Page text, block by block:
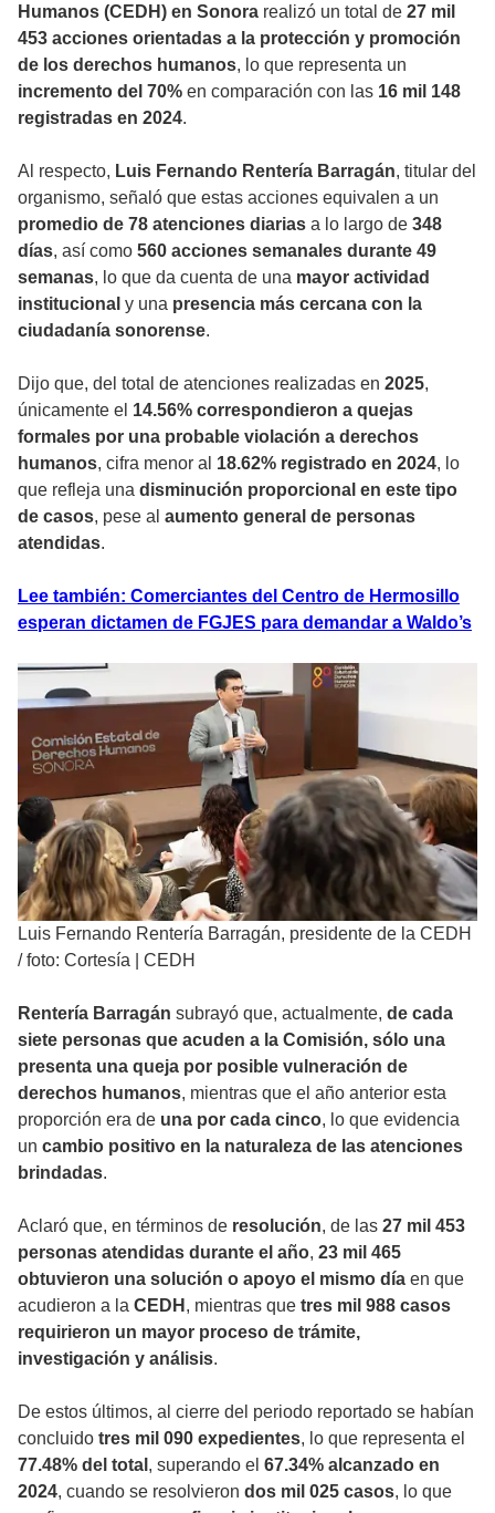
Humanos (CEDH) en Sonora realizó un total de 27 mil
453 acciones orientadas a la protección y promoción
de los derechos humanos, lo que representa un
incremento del 70% en comparación con las 16 mil 148
registradas en 2024.
Al respecto, Luis Fernando Rentería Barragán, titular del
organismo, señaló que estas acciones equivalen a un
promedio de 78 atenciones diarias a lo largo de 348
días, así como 560 acciones semanales durante 49
semanas, lo que da cuenta de una mayor actividad
institucional y una presencia más cercana con la
ciudadanía sonorense.
Dijo que, del total de atenciones realizadas en 2025,
únicamente el 14.56% correspondieron a quejas
formales por una probable violación a derechos
humanos, cifra menor al 18.62% registrado en 2024, lo
que refleja una disminución proporcional en este tipo
de casos, pese al aumento general de personas
atendidas.
Lee también: Comerciantes del Centro de Hermosillo
esperan dictamen de FGJES para demandar a Waldo’s
Luis Fernando Rentería Barragán, presidente de la CEDH
/ foto: Cortesía | CEDH
Rentería Barragán subrayó que, actualmente, de cada
siete personas que acuden a la Comisión, sólo una
presenta una queja por posible vulneración de
derechos humanos, mientras que el año anterior esta
proporción era de una por cada cinco, lo que evidencia
un cambio positivo en la naturaleza de las atenciones
brindadas.
Aclaró que, en términos de resolución, de las 27 mil 453
personas atendidas durante el año, 23 mil 465
obtuvieron una solución o apoyo el mismo día en que
acudieron a la CEDH , mientras que tres mil 988 casos
requirieron un mayor proceso de trámite,
investigación y análisis.
De estos últimos, al cierre del periodo reportado se habían
concluido tres mil 090 expedientes, lo que representa el
77.48% del total , superando el 67.34% alcanzado en
2024, cuando se resolvieron dos mil 025 casos, lo que